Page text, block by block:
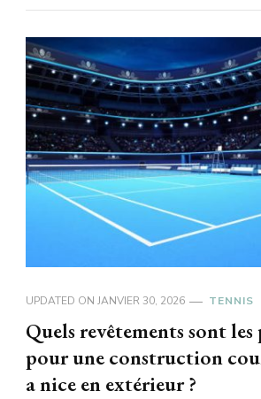
UPDATED ON JANVIER 30, 2026 TENNIS
Quels revêtements sont les
pour une construction
a nice en extérieur ?